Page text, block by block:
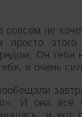
не
просто
Он
и очень
И она всё